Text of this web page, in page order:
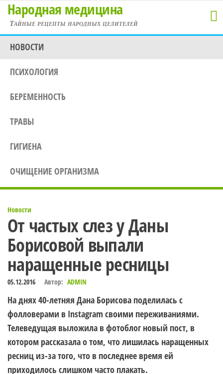
Перейти
содержимому
Народная медицина
Тайные рецепты народных целителей
НОВОСТИ
ПСИХОЛОГИЯ
БЕРЕМЕННОСТЬ
ТРАВЫ
ГИГИЕНА
ОЧИЩЕНИЕ ОРГАНИЗМА
Новости
От частых слез у Даны
Борисовой выпали
наращенные ресницы
05.12.2016 Автор: ADMIN
На днях 40-летняя Дана Борисова поделилась с
фолловерами в Instagram своими переживаниями.
Телеведущая выложила в фотоблог новый пост, в
котором рассказала о том, что лишилась наращенных
ресниц из-за того, что в последнее время ей
приходилось слишком часто плакать.